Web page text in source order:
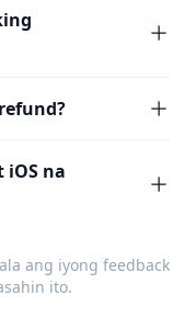
na
ang iyong feedback
ito.